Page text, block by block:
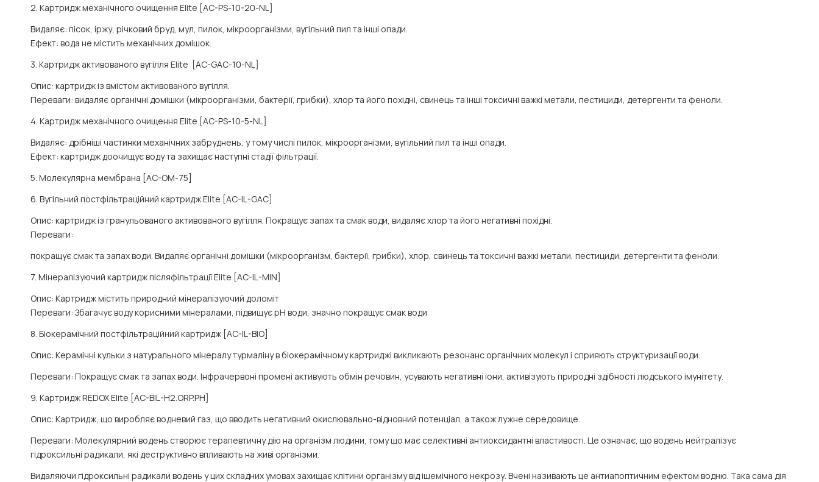
2. Картридж механічного очищення Elite [AC-PS-10-20-NL]
Видаляє: пісок, іржу, річковий бруд, мул, пилок, мікроорганізми, вугільний пил та інші опади.
Ефект: вода не містить механічних домішок.
3. Картридж активованого вугілля Elite [AC-GAC-10-NL]
Опис: картридж із вмістом активованого вугілля.
Переваги: видаляє органічні домішки (мікроорганізми, бактерії, грибки), хлор та його похідні, свинець та інші токсичні важкі метали, пестициди, детергенти та феноли.
4. Картридж механічного очищення Elite [AC-PS-10-5-NL]
Видаляє: дрібніші частинки механічних забруднень, у тому числі пилок, мікроорганізми, вугільний пил та інші опади.
Ефект: картридж доочищує воду та захищає наступні стадії фільтрації.
5. Молекулярна мембрана [AC-OM-75]
6. Вугільний постфільтраційний картридж Elite [AC-IL-GAC]
Опис: картридж із гранульованого активованого вугілля. Покращує запах та смак води, видаляє хлор та його негативні похідні.
Переваги:
покращує смак та запах води. Видаляє органічні домішки (мікроорганізм, бактерії, грибки), хлор, свинець та токсичні важкі метали, пестициди, детергенти та феноли.
7. Мінералізуючий картридж післяфільтрації Elite [AC-IL-MIN]
Опис: Картридж містить природний мінералізуючий доломіт
Переваги: Збагачує воду корисними мінералами, підвищує pH води, значно покращує смак води
8. Біокерамічний постфільтраційний картридж [AC-IL-BIO]
Опис: Керамічні кульки з натурального мінералу турмаліну в біокерамічному картриджі викликають резонанс органічних молекул і сприяють структуризації води.
Переваги: Покращує смак та запах води. Інфрачервоні промені активують обмін речовин, усувають негативні іони, активізують природні здібності людського імунітету.
9. Картридж REDOX Elite [AC-BIL-H2.ORP.PH]
Опис: Картридж, що виробляє водневий газ, що вводить негативний окислювально-відновний потенціал, а також лужне середовище.
Переваги: Молекулярний водень створює терапевтичну дію на організм людини, тому що має селективні антиоксидантні властивості. Це означає, що водень нейтралізує
гідроксильні радикали, які деструктивно впливають на живі організми.
Видаляючи гідроксильні радикали водень у цих складних умовах захищає клітини організму від ішемічного некрозу. Вчені називають це антиапоптичним ефектом водню. Така сама дія